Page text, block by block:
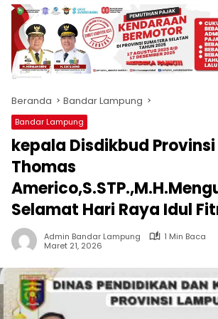
produk
antara
lain
mampu
menjadi
komunikasi
usaha
(beriklan),
fokus
pada
pemberitaan
nasional
maupun
bernuansa
lokal
dan
dinamis,
memiliki
kisaran
Beranda Bandar Lampung
Bandar Lampung
kepala Disdikbud
Thomas
Selamat Hari Raya Idul
Admin Bandar Lampung
1 Min Baca
Maret 21, 2026